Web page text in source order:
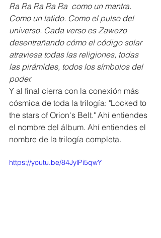
Ra Ra Ra Ra Ra  como un mantra.
Como un latido. Como el pulso del
universo. Cada verso es Zawezo
desentrañando cómo el código solar
atraviesa todas las religiones, todas
las pirámides, todos los símbolos del
poder.
Y al final cierra con la conexión más
cósmica de toda la trilogía: "Locked to
the stars of Orion's Belt." Ahí entiendes
el nombre del álbum. Ahí entiendes el
nombre de la trilogía completa.
https://youtu.be/84JylPi5qwY